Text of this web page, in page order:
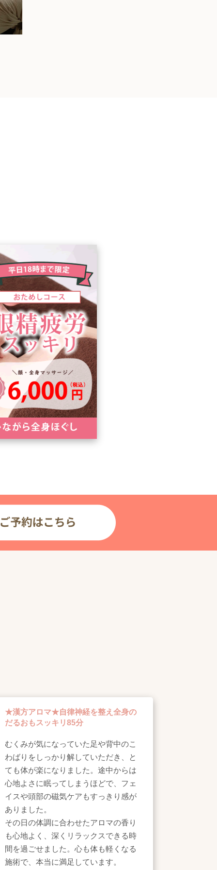
★漢方アロマ★自律神経を整え全身の
だるおもスッキリ85分
むくみが気になっていた足や背中のこ
わばりをしっかり解していただき、と
ても体が楽になりました。途中からは
心地よさに眠ってしまうほどで、フェ
イスや頭部の磁気ケアもすっきり感が
ありました。
その日の体調に合わせたアロマの香り
も心地よく、深くリラックスできる時
間を過ごせました。心も体も軽くなる
施術で、本当に満足しています。